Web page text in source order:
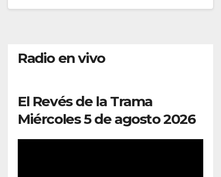
Radio en vivo
El Revés de la Trama
Miércoles 5 de agosto 2026